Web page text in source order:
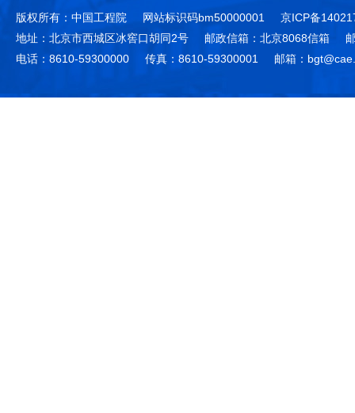
版权所有：中国工程院 网站标识码bm50000001
京ICP备
地址：北京市西城区冰窖口胡同2号
邮政信箱：北京8068信箱
电话：8610-59300000
传真：8610-59300001 邮箱：